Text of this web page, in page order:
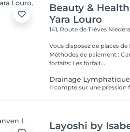
Beauty &
Yara Louro
141, Route de Trèves
Vous disposez de places
Méthodes de paiement : Carte
forfaits: Les forfait...
Drainage Lymphatique
Layoshi by